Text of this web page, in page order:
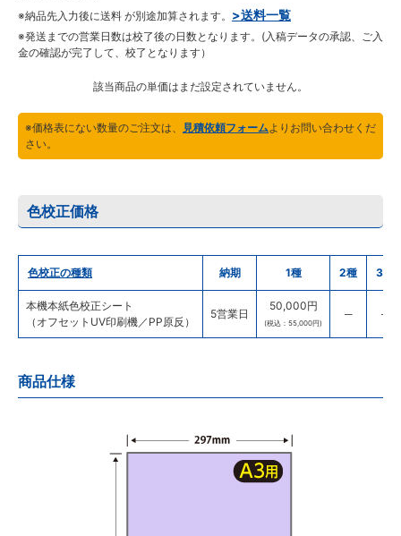
※納品先入力後に送料 が別途加算されます。 >送料一覧
※発送までの営業日数は校了後の日数となります。(入稿データの承認、ご入
金の確認が完了して、校了となります）
該当商品の単価はまだ設定されていません。
※価格表にない数量のご注文は、 見積依頼フォームよりお問い合わせくだ
さい。
色校正価格
色校正の種類 納期 1種 2種 3種
本機本紙色校正シート
（オフセットUV印刷機／PP原反）
5営業日
50,000円
(税込：55,000円)
─ ─
商品仕様